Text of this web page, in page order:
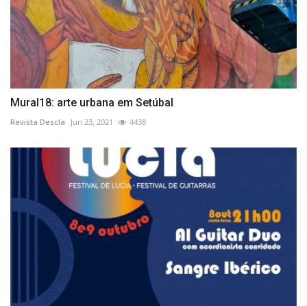
Mural18: arte urbana em Setúbal
Revista Descla Jun 23, 2021 4438